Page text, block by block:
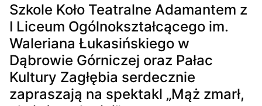
Szkole Koło Teatralne Adamantem z
I Liceum Ogólnokształcącego im.
Waleriana Łukasińskiego w
Dąbrowie Górniczej oraz Pałac
Kultury Zagłębia serdecznie
zapraszają na spektakl „Mąż zmarł,